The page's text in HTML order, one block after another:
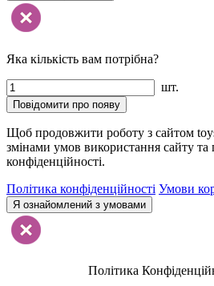
Яка кількість вам потрібна?
шт.
Повідомити про появу
Щоб продовжити роботу з сайтом
змінами умов використання сайту та
конфіденційності.
Політика конфіденційності Умови
Я ознайомлений з умовами
Політика